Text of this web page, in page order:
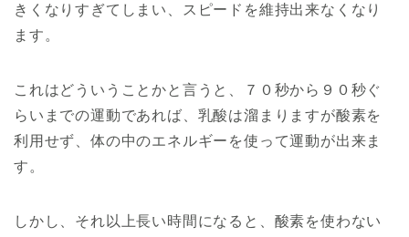
きくなりすぎてしまい、スピードを維持出来なくなり
ます。
これはどういうことかと言うと、７０秒から９０秒ぐ
らいまでの運動であれば、乳酸は溜まりますが酸素を
利用せず、体の中のエネルギーを使って運動が出来ま
す。
しかし、それ以上長い時間になると、酸素を使わない